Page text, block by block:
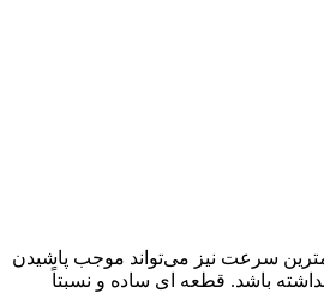
سرعت نیز می‌تواند موجب پاشیدن
باشد. قطعه ای ساده و نسبتاً